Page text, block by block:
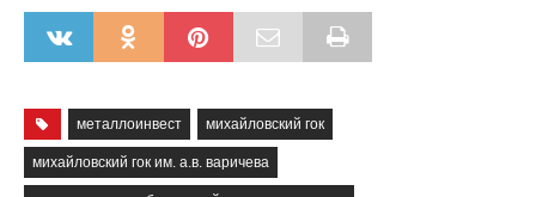
металлоинвест михайловский гок
михайловский гок им. а.в. варичева